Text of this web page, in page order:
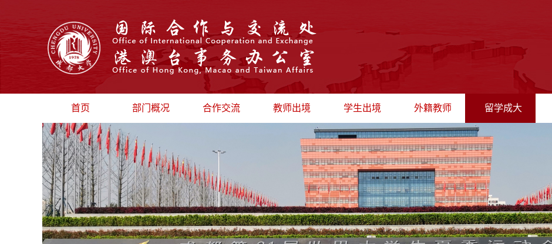
首页 部门概况
部门领导
机构设置
合作交流
汉语国际推广
教师出境
最新动态
短期访问
出境研修
学生出境
最新动态
出境学习
海外实习
外籍教师
招聘信息
政策法规
办证流程
日常管理
外教风采
留学成大
留学生风采
招生信息